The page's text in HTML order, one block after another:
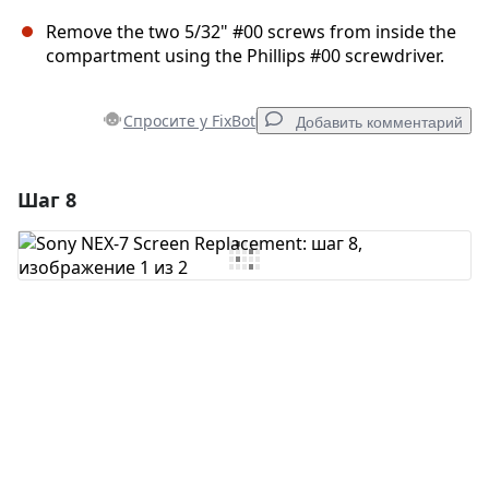
Remove the two 5/32" #00 screws from inside the
compartment using the Phillips #00 screwdriver.
Спросите у FixBot Добавить комментарий
Добавить комментарий
Шаг 8